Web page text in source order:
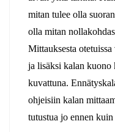
mitan tulee olla
olla mitan
Mittauksesta
ja lisäksi kalan kuono
kuvattuna.
ohjeisiin kalan
tutustua jo ennen